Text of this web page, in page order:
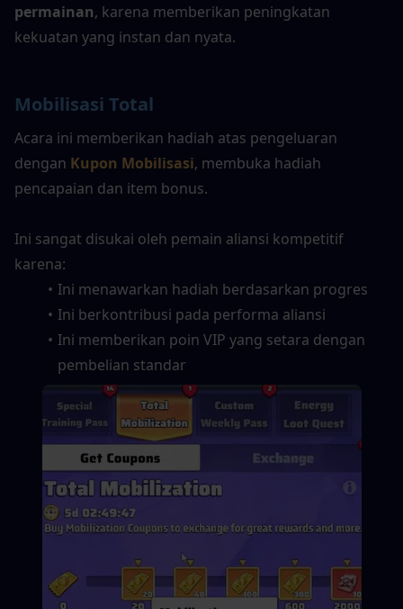
permainan, karena memberikan peningkatan
kekuatan yang instan dan nyata.
Mobilisasi Total
Acara ini memberikan hadiah atas pengeluaran
dengan Kupon Mobilisasi, membuka hadiah
pencapaian dan item bonus.
Ini sangat disukai oleh pemain aliansi kompetitif
karena:
Ini menawarkan hadiah berdasarkan progres
Ini berkontribusi pada performa aliansi
Ini memberikan poin VIP yang setara dengan
pembelian standar